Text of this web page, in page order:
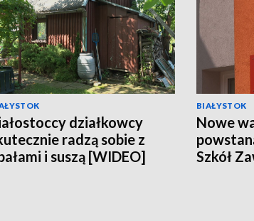
działkowcy
radzą sobie z
i suszą [WIDEO]
BIAŁYSTOK
Nowe
Szkół